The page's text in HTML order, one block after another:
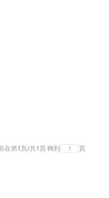
在第1頁/共1頁轉到 頁